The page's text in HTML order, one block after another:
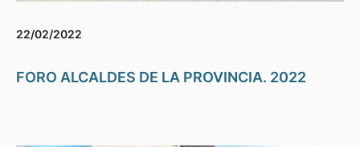
22/02/2022
FORO ALCALDES DE LA PROVINCIA. 2022